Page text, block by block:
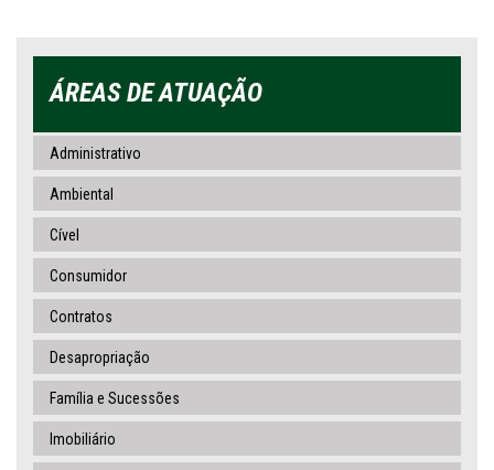
ÁREAS DE ATUAÇÃO
Administrativo
Ambiental
Cível
Consumidor
Contratos
Desapropriação
Família e Sucessões
Imobiliário